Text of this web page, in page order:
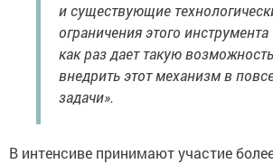
и существующие
ограничения этого
как раз дает такую
внедрить этот механизм в
задачи».
В интенсиве принимают участие